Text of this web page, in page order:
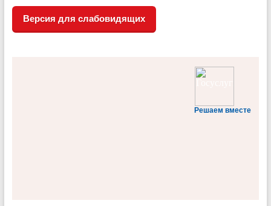
Версия для слабовидящих